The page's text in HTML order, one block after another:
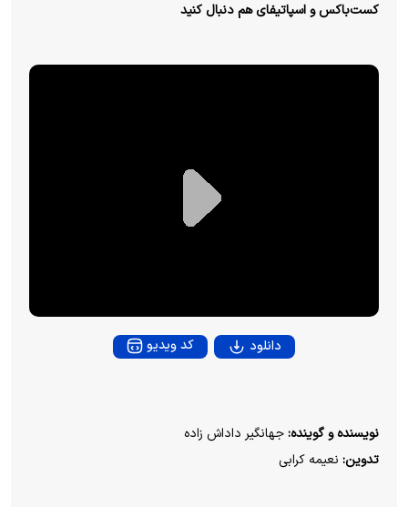
کست‌باکس و اسپاتیفای هم دنبال کنید
P
y
i
دانلود کد ویدیو
نویسنده و گوینده:جهانگیر داداش زاده
تدوین: نعیمه کرابی